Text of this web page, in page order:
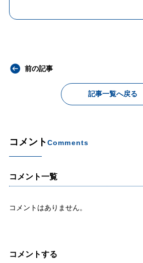
前の記事
記事一覧へ戻る
コメントComments
コメント一覧
コメントはありません。
コメントする